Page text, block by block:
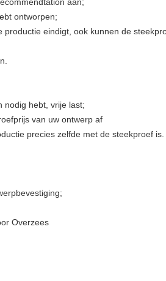
ontworpen;
eindigt, ook kunnen de
nodig hebt, vrije last;
van uw ontwerp af
precies zelfde met de steekproef is.
Overzees